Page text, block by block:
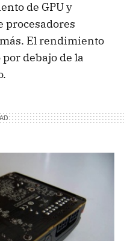
de GPUy
procesadores
más. El rendimiento
debajo de la